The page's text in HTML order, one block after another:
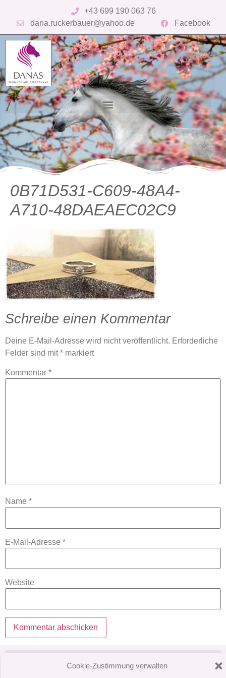
Cookie-Zustimmung verwalten
+43 699 190 063 76
dana.ruckerbauer@yahoo.de
Facebook
0B71D531-C609-48A4-
A710-48DAEAEC02C9
Schreibe einen Kommentar
Deine E-Mail-Adresse wird nicht veröffentlicht. Erforderliche
Felder sind mit* markiert
Kommentar *
Name *
E-Mail-Adresse *
Website